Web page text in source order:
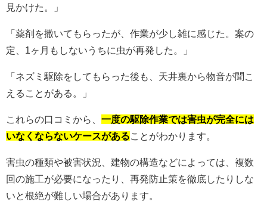
見かけた。」
「薬剤を撒いてもらったが、作業が少し雑に感じた。案の
定、1ヶ月もしないうちに虫が再発した。」
「ネズミ駆除をしてもらった後も、天井裏から物音が聞こ
えることがある。」
これらの口コミから、 一度の駆除作業では害虫が完全には
いなくならないケースがあることがわかります。
害虫の種類や被害状況、建物の構造などによっては、複数
回の施工が必要になったり、再発防止策を徹底したりしな
いと根絶が難しい場合があります。